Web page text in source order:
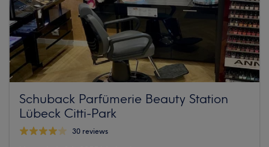
Schuback Parfümerie Beauty Station
Lübeck Citti-Park
30 reviews